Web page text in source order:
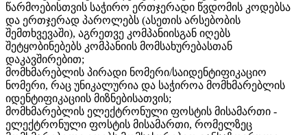
წარმოებისთვის საჭირო ერთჯერადი წვდომის კოდებსა
და ერთჯერად პაროლებს (ასეთის არსებობის
შემთხვევაში), აგრეთვე კომპანიისგან იღებს
შეტყობინებებს კომპანიის მომსახურებასთან
დაკავშირებით;
მომხმარებლის პირადი ნომერი/საიდენტიფიკაციო
ნომერი, რაც უნიკალურია და საჭიროა მომხმარებლის
იდენტიფიკაციის მიზნებისათვის;
მომხმარებლის ელექტრონული ფოსტის მისამართი -
ელექტრონული ფოსტის მისამართი, რომელზეც